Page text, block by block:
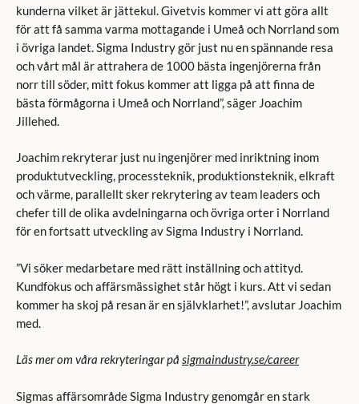
kunderna vilket är jättekul. Givetvis kommer vi att göra allt
för att få samma varma mottagande i Umeå och Norrland som
i övriga landet. Sigma Industry gör just nu en spännande resa
och vårt mål är attrahera de 1000 bästa ingenjörerna från
norr till söder, mitt fokus kommer att ligga på att finna de
bästa förmågorna i Umeå och Norrland”, säger Joachim
Jillehed.
Joachim rekryterar just nu ingenjörer med inriktning inom
produktutveckling, processteknik, produktionsteknik, elkraft
och värme, parallellt sker rekrytering av team leaders och
chefer till de olika avdelningarna och övriga orter i Norrland
för en fortsatt utveckling av Sigma Industry i Norrland.
”Vi söker medarbetare med rätt inställning och attityd.
Kundfokus och affärsmässighet står högt i kurs. Att vi sedan
kommer ha skoj på resan är en självklarhet!”, avslutar Joachim
med.
Läs mer om våra rekryteringar på sigmaindustry.se/career
Sigmas affärsområde Sigma Industry genomgår en stark